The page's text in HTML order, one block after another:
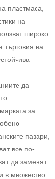
пластмаса,
на
широко
търговия на
да
за
пазари,
все по-
да заменят
в множество